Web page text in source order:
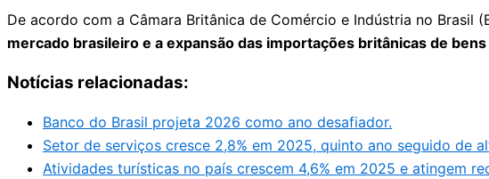
De acordo com a Câmara Britânica de Comércio e Indústria no Brasil
mercado brasileiro e a expansão das importações britânicas de
Notícias relacionadas:
Banco do Brasil projeta 2026 como ano desafiador.
Setor de serviços cresce 2,8% em 2025, quinto ano seguido de
Atividades turísticas no país crescem 4,6% em 2025 e atingem